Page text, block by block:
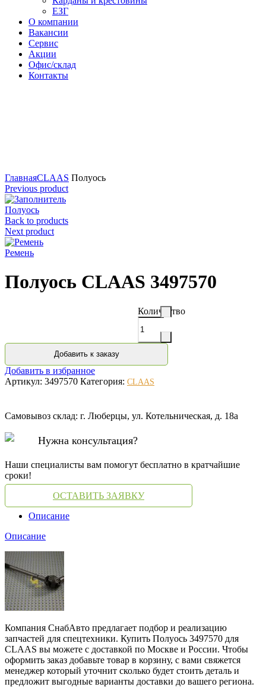
ЕЗГ
О компании
Вакансии
Сервис
Акции
Офис/склад
Контакты
ГлавнаяCLAAS Полуось
Previous product
Полуось
Back to products
Next product
Ремень
Полуось CLAAS 3497570
Количество
Добавить к заказу
Добавить в избранное
Артикул: 3497570 Категория: CLAAS
Самовывоз склад: г. Люберцы, ул. Котельническая, д. 18а
Нужна консультация?
Наши специалисты вам помогут бесплатно в кратчайшие
сроки!
ОСТАВИТЬ ЗАЯВКУ
Описание
Описание
Компания СнабАвто предлагает подбор и реализацию
запчастей для спецтехники. Купить Полуось 3497570 для
CLAAS вы можете с доставкой по Москве и России. Чтобы
оформить заказ добавьте товар в корзину, с вами свяжется
менеджер который уточнит сколько будет стоить деталь и
предложит выгодные варианты доставки до вашего региона.